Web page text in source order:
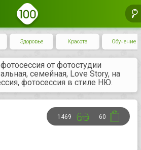
Здоровье Красота Обучение
от фотостудии
семейная, Love Story, на
фотосессия в стиле НЮ.
1469 60